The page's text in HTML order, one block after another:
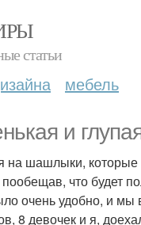
статьи
мебель
и
шашлыки, которые
что будет
очень удобно, и мы
8 девочек и я,